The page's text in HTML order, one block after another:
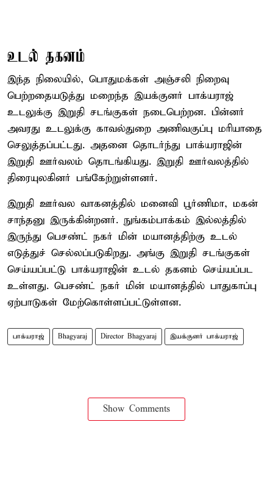
உடல் தகனம்
இந்த நிலையில், பொதுமக்கள் அஞ்சலி நிறைவு
பெற்றதையடுத்து மறைந்த இயக்குனர் பாக்யராஜ்
உடலுக்கு இறுதி சடங்குகள் நடைபெற்றன. பின்னர்
அவரது உடலுக்கு காவல்துறை அணிவகுப்பு மரியாதை
செலுத்தப்பட்டது. அதனை தொடர்ந்து பாக்யராஜின்
இறுதி ஊர்வலம் தொடங்கியது. இறுதி ஊர்வலத்தில்
திரையுலகினர் பங்கேற்றுள்ளனர்.
இறுதி ஊர்வல வாகனத்தில் மனைவி பூர்ணிமா, மகன்
சாந்தனு இருக்கின்றனர். நுங்கம்பாக்கம் இல்லத்தில்
இருந்து பெசண்ட் நகர் மின் மயானத்திற்கு உடல்
எடுத்துச் செல்லப்படுகிறது. அங்கு இறுதி சடங்குகள்
செய்யப்பட்டு பாக்யராஜின் உடல் தகனம் செய்யப்பட
உள்ளது. பெசண்ட் நகர் மின் மயானத்தில் பாதுகாப்பு
ஏற்பாடுகள் மேற்கொள்ளப்பட்டுள்ளன.
பாக்யராஜ் Bhagyaraj Director Bhagyaraj இயக்குனர் பாக்யராஜ்
Show Comments